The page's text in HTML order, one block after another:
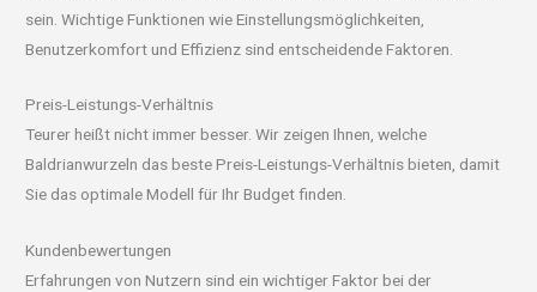
sein. Wichtige Funktionen wie Einstellungsmöglichkeiten,
Benutzerkomfort und Effizienz sind entscheidende Faktoren.
Preis-Leistungs-Verhältnis
Teurer heißt nicht immer besser. Wir zeigen Ihnen, welche
Baldrianwurzeln das beste Preis-Leistungs-Verhältnis bieten, damit
Sie das optimale Modell für Ihr Budget finden.
Kundenbewertungen
Erfahrungen von Nutzern sind ein wichtiger Faktor bei der